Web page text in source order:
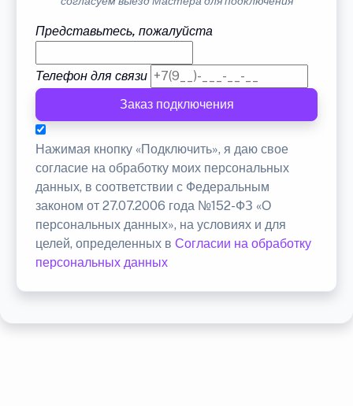
Представьтесь, пожалуйста
Телефон для связи
Заказ подключения
Нажимая кнопку «Подключить», я даю свое
согласие на обработку моих персональных
данных, в соответствии с Федеральным
законом от 27.07.2006 года №152-ФЗ «О
персональных данных», на условиях и для
целей, определенных в Согласии на обработку
персональных данных